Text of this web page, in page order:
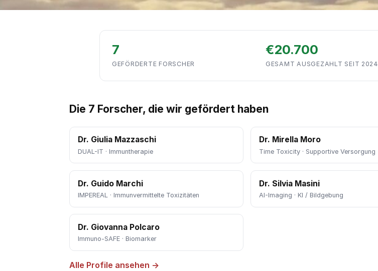
7
GEFÖRDERTE FORSCHER
€20.700
GESAMT AUSGEZAHLT SEIT 2024
Die 7 Forscher, die wir gefördert haben
Dr. Giulia Mazzaschi
DUAL-IT · Immuntherapie
Dr. Mirella Moro
Time Toxicity · Supportive Versorgung
Dr. Guido Marchi
IMPEREAL · Immunvermittelte Toxizitäten
Dr. Silvia Masini
AI-Imaging · KI / Bildgebung
Dr. Giovanna Polcaro
Immuno-SAFE · Biomarker
Alle Profile ansehen →